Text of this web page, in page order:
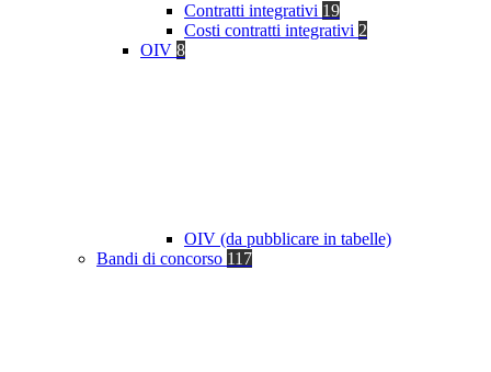
Contratti integrativi 19
Costi contratti integrativi 2
OIV 8
OIV (da pubblicare in tabelle)
Bandi di concorso 117